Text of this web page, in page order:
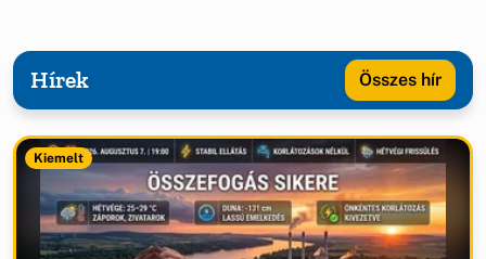
Hírek Összes hír
Kiemelt